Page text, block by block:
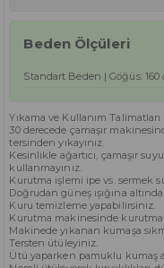
Beden Ölçüleri
Standart Beden | Göğüs:
Yıkama ve Kullanım Talimatları
30 derecede çamaşır
tersinden yıkayınız.
Kesinlikle ağartıcı, çamaşır
kullanmayınız.
Kurutma işlemi ipe vs. sermek
Doğrudan güneş ışığına
Kuru temizleme yapabilirsiniz.
Kurutma makinesinde
Makinede yıkanan kumaşa
Tersten ütüleyiniz.
Ütü yaparken pamuklu kumaş